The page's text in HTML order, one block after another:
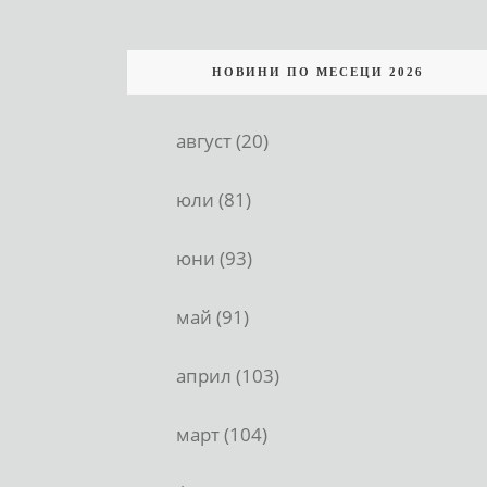
НОВИНИ ПО МЕСЕЦИ 2026
август (20)
юли (81)
юни (93)
май (91)
април (103)
март (104)